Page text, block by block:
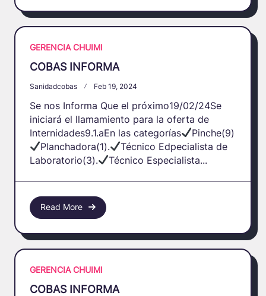
GERENCIA CHUIMI
COBAS INFORMA
Sanidadcobas Feb 19, 2024
Se nos Informa Que el próximo19/02/24Se
iniciará el llamamiento para la oferta de
Internidades9.1.aEn las categorías
Pinche(9)
Planchadora(1).
Técnico Edpecialista de
Laboratorio(3).
Técnico Especialista...
Read More
GERENCIA CHUIMI
COBAS INFORMA